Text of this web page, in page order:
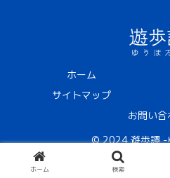
ホーム
サイトマップ
お問い合
© 2024 遊歩譚 -
ホーム 検索